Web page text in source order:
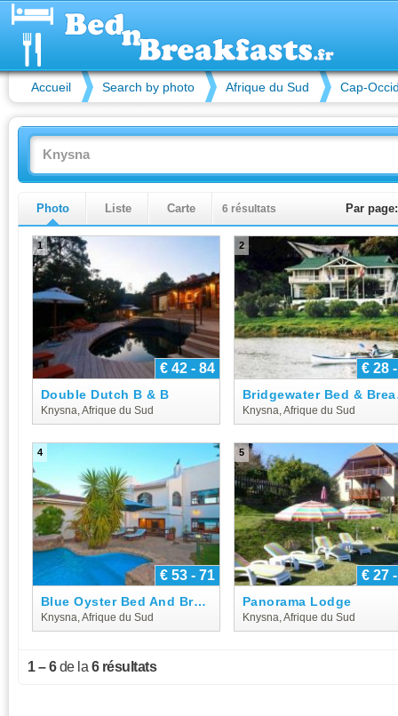
Accueil Search by photo Afrique du Sud Cap-
Photo Liste Carte 6 résultats Par page:
1
€ 42 - 84
Double Dutch B & B
Knysna, Afrique du Sud
2
€ 28
Knysna, Afrique du Sud
4
€ 53 - 71
Blue Oyster Bed And Breakfast
Knysna, Afrique du Sud
5
€ 27
Panorama Lodge
Knysna, Afrique du Sud
1 – 6de la 6 résultats